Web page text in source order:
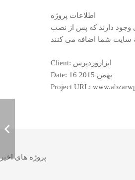
اطلاعات پروژه
وجود دارند که پس از نصب
Client: ابزاروردپرس
Date: 16 بهمن 2015
Project URL:
پروژه های اخیر